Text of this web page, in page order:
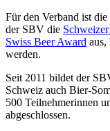
Für den Verband ist
der SBV die
Swiss Beer Award aus,
werden.
Seit 2011 bildet der
Schweiz auch Bier-
500 Teilnehmerinnen
abgeschlossen.